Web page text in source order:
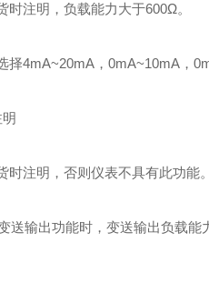
注明，负载能力大于600Ω。
择4mA~20mA，0mA~10mA，
注明，否则仪表不具有此功能。
送输出功能时，变送输出负载能